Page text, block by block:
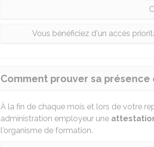
Vous bénéficiez d'un accès
Comment prouver sa présence
À la fin de chaque mois et lors de votre
administration employeur une
l'organisme de formation.